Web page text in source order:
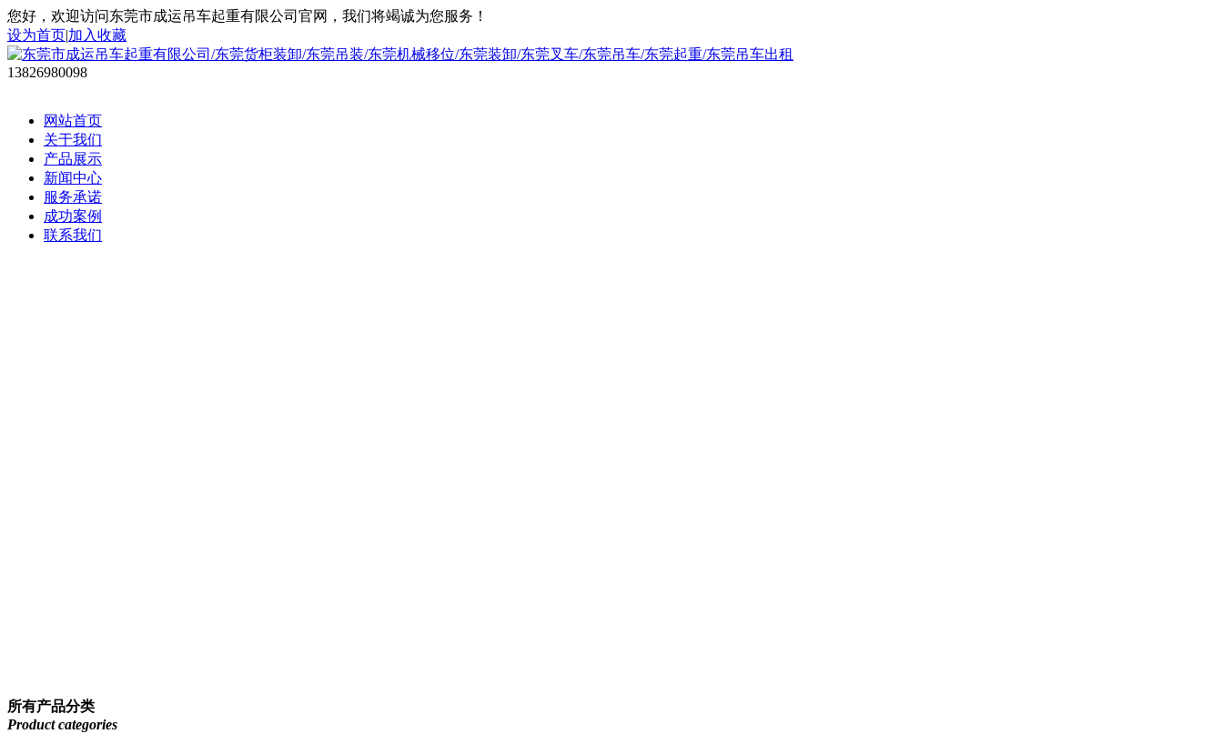
您好，欢迎访问东莞市成运吊车起重有限公司官网，我们将竭诚为您服务！
设为首页|加入收藏
13826980098
网站首页
关于我们
产品展示
新闻中心
服务承诺
成功案例
联系我们
所有产品分类
Product categories